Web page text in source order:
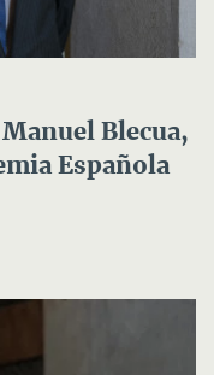
Manuel Blecua,
Española